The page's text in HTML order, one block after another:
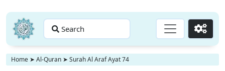
Search Go
Home ➤ Al-Quran ➤ Surah Al Araf Ayat 74